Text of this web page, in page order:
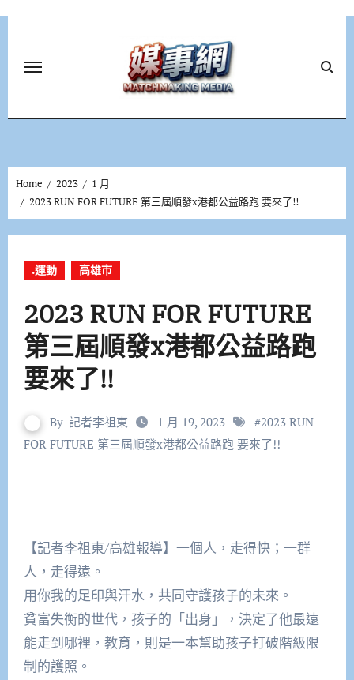
Home 2023
1 月
2023 RUN FOR FUTURE 第三屆順發x港都公益路跑 要來了!!
.運動 高雄市
2023 RUN FOR FUTURE
第三屆順發x港都公益路跑
要來了!!
By 記者李祖東 1 月 19, 2023 #2023 RUN
FOR FUTURE 第三屆順發x港都公益路跑 要來了!!
【記者李祖東/高雄報導】一個人，走得快；一群
人，走得遠。
用你我的足印與汗水，共同守護孩子的未來。
貧富失衡的世代，孩子的「出身」，決定了他最遠
能走到哪裡，教育，則是一本幫助孩子打破階級限
制的護照。